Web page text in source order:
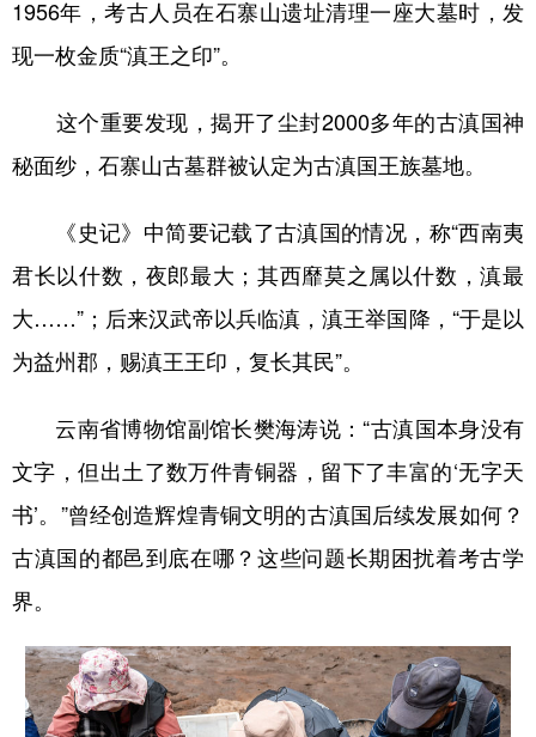
1956年，考古人员在石寨山遗址清理一座大墓时，发
现一枚金质“滇王之印”。
这个重要发现，揭开了尘封2000多年的古滇国神
秘面纱，石寨山古墓群被认定为古滇国王族墓地。
《史记》中简要记载了古滇国的情况，称“西南夷
君长以什数，夜郎最大；其西靡莫之属以什数，滇最
大……”；后来汉武帝以兵临滇，滇王举国降，“于是以
为益州郡，赐滇王王印，复长其民”。
云南省博物馆副馆长樊海涛说：“古滇国本身没有
文字，但出土了数万件青铜器，留下了丰富的‘无字天
书’。”曾经创造辉煌青铜文明的古滇国后续发展如何？
古滇国的都邑到底在哪？这些问题长期困扰着考古学
界。